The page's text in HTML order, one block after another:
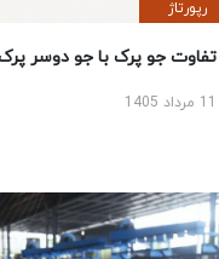
رپورتاژ
تفاوت جو پرک با جو دوسر